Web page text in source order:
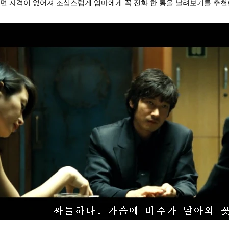
면 자격이 없어져 조심스럽게 엄마에게 꼭 전화 한 통을 날려보기를 추